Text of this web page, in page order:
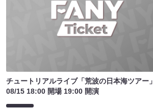
チュートリアルライブ「荒波の日本海ツアー」
08/15 18:00 開場 19:00 開演